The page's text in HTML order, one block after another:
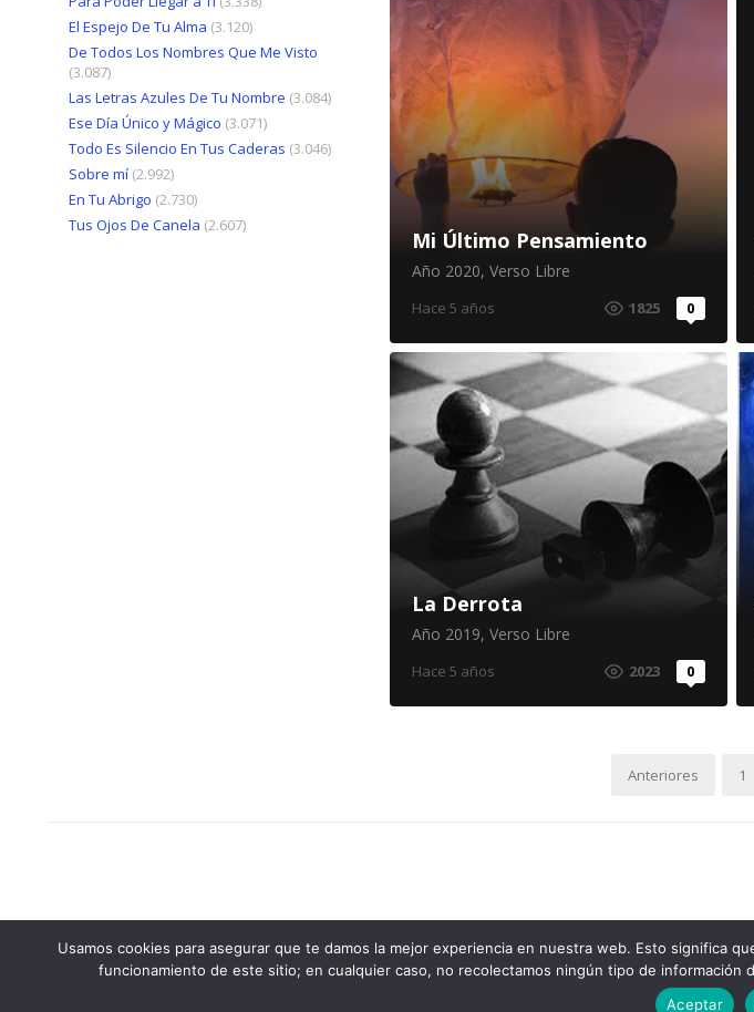
Mi Último Pensamiento
Año 2020, Verso Libre
Hace 5 años 1825 0
La Derrota
Año 2019, Verso Libre
Hace 5 años 2023 0
Anteriores 1
El Espejo De Tu Alma (3.120)
De Todos Los Nombres Que Me Visto
(3.087)
Las Letras Azules De Tu Nombre (3.084)
Ese Día Único y Mágico (3.071)
Todo Es Silencio En Tus Caderas (3.046)
Sobre mí (2.992)
En Tu Abrigo (2.730)
Tus Ojos De Canela (2.607)
© 2026 Café Con Letras
Usamos cookies para asegurar que te damos la mejor experiencia en nuestra web. Esto significa
funcionamiento de este sitio; en cualquier caso, no recolectamos ningún tipo de
Aceptar